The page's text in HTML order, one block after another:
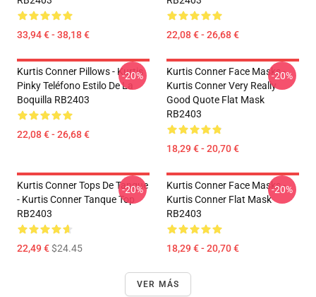
33,94 € - 38,18 € 22,08 € - 26,68 €
Kurtis Conner Pillows - Kurtis
Pinky Teléfono Estilo De La
Boquilla RB2403
22,08 € - 26,68 €
-20%
Kurtis Conner Face Masks -
Kurtis Conner Very Really
Good Quote Flat Mask
RB2403
18,29 € - 20,70 €
-20%
Kurtis Conner Tops De Tanque
- Kurtis Conner Tanque Top
RB2403
22,49 €$24.45
-20%
Kurtis Conner Face Masks -
Kurtis Conner Flat Mask
RB2403
18,29 € - 20,70 €
-20%
VER MÁS